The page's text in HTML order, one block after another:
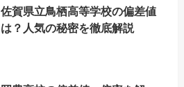
佐賀県立鳥栖高等学校の偏差値
は？人気の秘密を徹底解説